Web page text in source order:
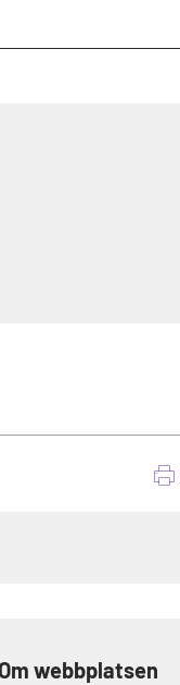
Om webbplatsen